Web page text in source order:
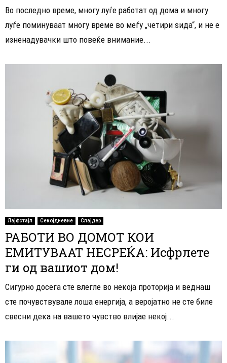
Во последно време, многу луѓе работат од дома и многу
луѓе поминуваат многу време во меѓу „четири ѕида“, и не е
изненадувачки што повеќе внимание...
Лајфстајл Секојдневие Слајдер
РАБОТИ ВО ДОМОТ КОИ
ЕМИТУВААТ НЕСРЕЌА: Исфрлете
ги од вашиот дом!
Сигурно досега сте влегле во некоја проторија и веднаш
сте почувствувале лоша енергија, а веројатно не сте биле
свесни дека на вашето чувство влијае некој...